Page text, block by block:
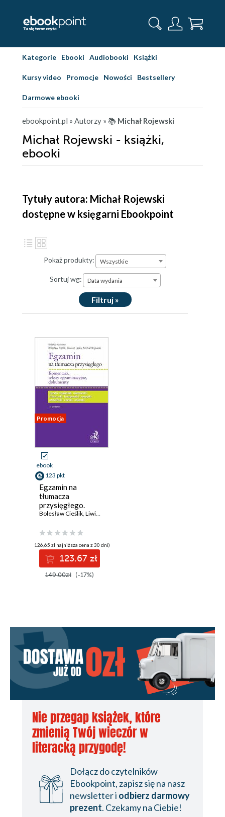
Kategorie Ebooki Audiobooki Książki
Kursy video Promocje Nowości Bestsellery
Darmowe ebooki
ebookpoint.pl » Autorzy » 📚 Michał Rojewski
Michał Rojewski - książki,
ebooki
Tytuły autora: Michał Rojewski
dostępne w księgarni Ebookpoint
Pokaż produkty: Wszystkie
Sortuj wg: Data wydania
Filtruj »
Promocja
ebook
123 pkt
Egzamin na
tłumacza
przysięgłego.
Komentarz teksty
dokumenty
Bolesław Cieślik, Liwiusz Laska
(126,65 zł najniższa cena z 30 dni)
123.67 zł
149.00zł (-17%)
Nie przegap książek, które
zmienią Twój wieczór w
literacką przygodę!
Dołącz do czytelników
Ebookpoint, zapisz się na nasz
newsletter i odbierz darmowy
prezent. Czekamy na Ciebie!